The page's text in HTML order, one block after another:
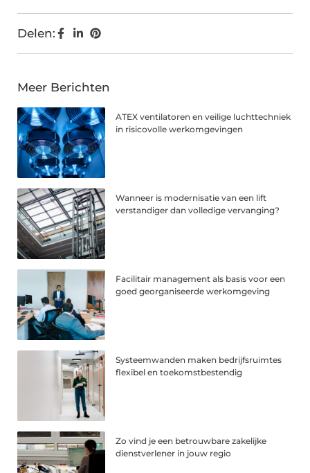
Delen:
Meer Berichten
ATEX ventilatoren en veilige luchttechniek
in risicovolle werkomgevingen
Wanneer is modernisatie van een lift
verstandiger dan volledige vervanging?
Facilitair management als basis voor een
goed georganiseerde werkomgeving
Systeemwanden maken bedrijfsruimtes
flexibel en toekomstbestendig
Zo vind je een betrouwbare zakelijke
dienstverlener in jouw regio